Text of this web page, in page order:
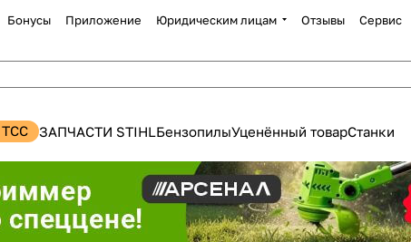
Бонусы Приложение Юридическим лицам Отзывы Сервис
ЗАПЧАСТИ STIHLБензопилыУценённый товарСтанки